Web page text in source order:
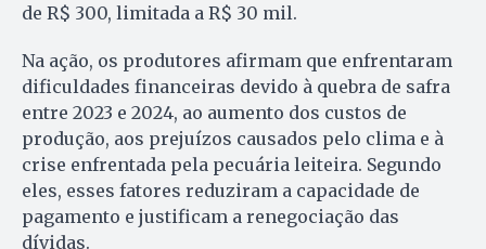
de R$ 300, limitada a R$ 30 mil.
Na ação, os produtores afirmam que enfrentaram
dificuldades financeiras devido à quebra de safra
entre 2023 e 2024, ao aumento dos custos de
produção, aos prejuízos causados pelo clima e à
crise enfrentada pela pecuária leiteira. Segundo
eles, esses fatores reduziram a capacidade de
pagamento e justificam a renegociação das
dívidas.